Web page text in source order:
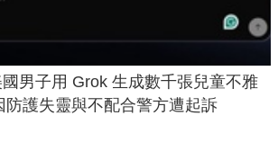
男子用 Grok 生成數千張兒童不雅
防護失靈與不配合警方遭起訴